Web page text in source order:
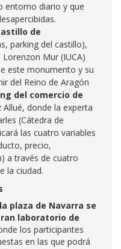
entorno diario y que
de
parking del castillo),
Mur (IUCA)
este monumento y su
del Reino de Aragón
del comercio de
Allué, donde la experta
(Cátedra de
las cuatro variables
precio,
a través de cuatro
la ciudad.
la plaza de Navarra se
laboratorio de
los participantes
en las que podrá